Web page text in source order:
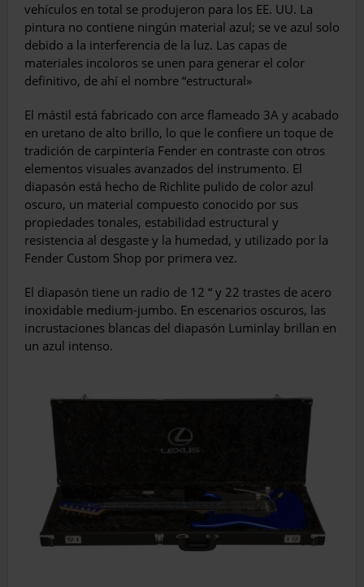
vehículos en total se produjeron para los EE. UU. La
pintura no contiene ningún material azul; se ve azul solo
debido a la interferencia de la luz. Las capas de
materiales incoloros se unen para generar el color
definitivo, de ahí el nombre “estructural»
El mástil está fabricado con arce flameado 3A y acabado
en uretano de alto brillo, lo que le confiere un toque de
tradición de carpintería Fender en contraste con otros
elementos visuales avanzados del instrumento. El
diapasón está hecho de Richlite pulido de color azul
oscuro, un material compuesto conocido por sus
propiedades tonales, estabilidad estructural y
resistencia al desgaste y la humedad, y utilizado por la
Fender Custom Shop por primera vez.
El diapasón tiene un radio de 12 “ y 22 trastes de acero
inoxidable medium-jumbo. En escenarios oscuros, las
incrustaciones blancas del diapasón Luminlay brillan en
un azul intenso.